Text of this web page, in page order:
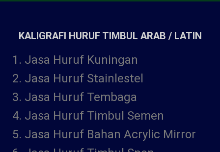
KALIGRAFI HURUF TIMBUL ARAB / LATIN
Jasa Huruf Kuningan
Jasa Huruf Stainlestel
Jasa Huruf Tembaga
Jasa Huruf Timbul Semen
Jasa Huruf Bahan Acrylic Mirror